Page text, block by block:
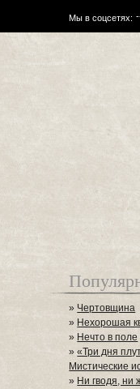
Мы в соцсетях:
» Чертовщина
» Нехорошая
» Нечто в поле
»«Три дня
Мистические
» Ни гводя, ни